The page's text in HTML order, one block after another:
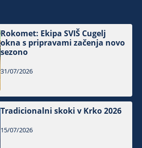
Rokomet: Ekipa SVIŠ Cugelj
okna s pripravami začenja novo
sezono
31/07/2026
Tradicionalni skoki v Krko 2026
15/07/2026